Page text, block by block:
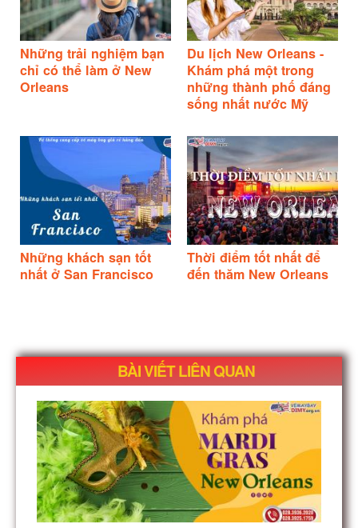
Những trải nghiệm bạn
chỉ có thể làm ở New
Orleans
Du lịch New Orleans -
Khám phá một trong
những thành phố đáng
sống nhất nước Mỹ
Những khách sạn tốt
nhất ở San Francisco
Thời điểm tốt nhất để
đến thăm New Orleans
BÀI VIẾT LIÊN QUAN